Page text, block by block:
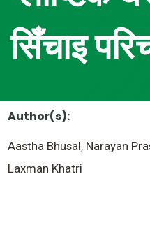
सिँचाइ
Author(s):
Aastha Bhusal, Narayan
Laxman Khatri